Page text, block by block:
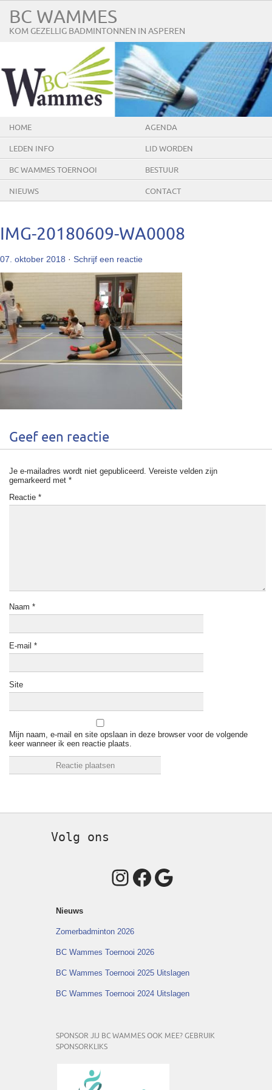
BC WAMMES
KOM GEZELLIG BADMINTONNEN IN ASPEREN
HOME AGENDA
LEDEN INFO LID WORDEN
BC WAMMES TOERNOOI BESTUUR
NIEUWS CONTACT
IMG-20180609-WA0008
07. oktober 2018 · Schrijf een reactie
Geef een reactie
Je e-mailadres wordt niet gepubliceerd. Vereiste velden zijn
gemarkeerd met *
Reactie *
Naam *
E-mail *
Site
Mijn naam, e-mail en site opslaan in deze browser voor de volgende
keer wanneer ik een reactie plaats.
Volg ons
Instagram
Facebook
Google
Nieuws
Zomerbadminton 2026
BC Wammes Toernooi 2026
BC Wammes Toernooi 2025 Uitslagen
BC Wammes Toernooi 2024 Uitslagen
SPONSOR JIJ BC WAMMES OOK MEE? GEBRUIK
SPONSORKLIKS